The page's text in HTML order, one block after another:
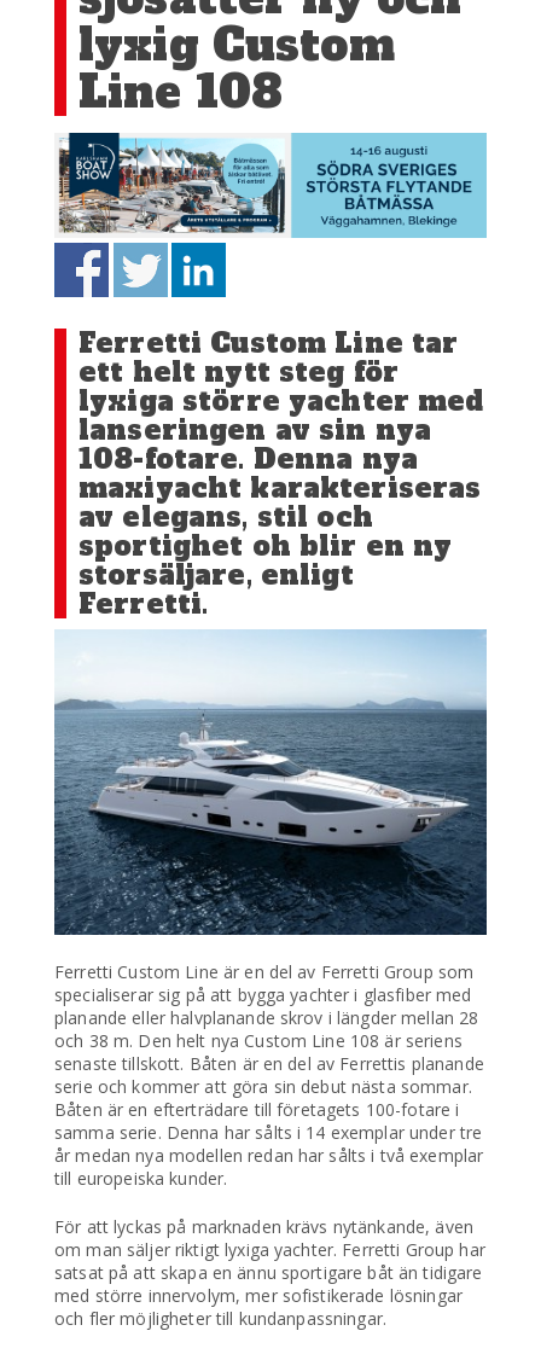
lyxig Custom
Line 108
Ferretti Custom Line tar
ett helt nytt steg för
lyxiga större yachter med
lanseringen av sin nya
108-fotare. Denna nya
maxiyacht karakteriseras
av elegans, stil och
sportighet oh blir en ny
storsäljare, enligt
Ferretti.
Ferretti Custom Line är en del av Ferretti Group som
specialiserar sig på att bygga yachter i glasfiber med
planande eller halvplanande skrov i längder mellan 28
och 38 m. Den helt nya Custom Line 108 är seriens
senaste tillskott. Båten är en del av Ferrettis planande
serie och kommer att göra sin debut nästa sommar.
Båten är en efterträdare till företagets 100-fotare i
samma serie. Denna har sålts i 14 exemplar under tre
år medan nya modellen redan har sålts i två exemplar
till europeiska kunder.
För att lyckas på marknaden krävs nytänkande, även
om man säljer riktigt lyxiga yachter. Ferretti Group har
satsat på att skapa en ännu sportigare båt än tidigare
med större innervolym, mer sofistikerade lösningar
och fler möjligheter till kundanpassningar.